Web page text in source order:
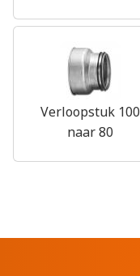
Verloopstuk 100
naar 80